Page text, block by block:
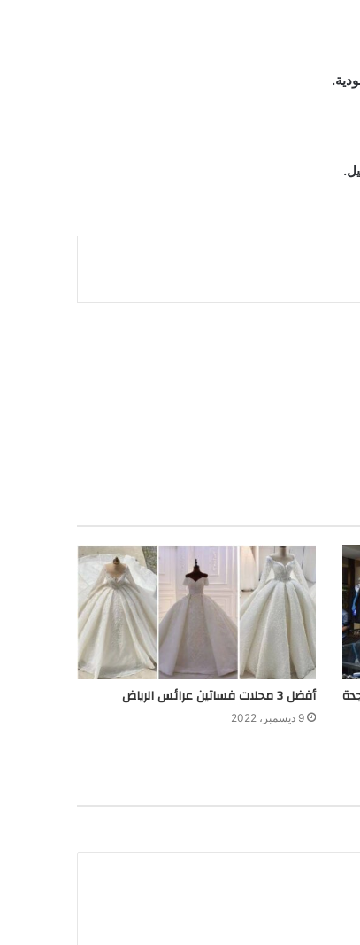
أفضل 3 محلات فساتين عرائس الرياض
9 ديسمبر، 2022